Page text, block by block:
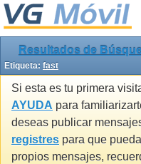
Resultados de
Etiqueta: fast
Si esta es tu primera
AYUDA para
deseas publicar
registres para que
propios mensajes,